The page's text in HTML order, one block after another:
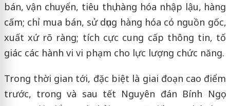
bán, vận chuyển, tiêu thụ hàng hóa nhập lậu, hàng
cấm; chỉ mua bán, sử dụng hàng hóa có nguồn gốc,
xuất xứ rõ ràng; tích cực cung cấp thông tin, tố
giác các hành vi vi phạm cho lực lượng chức năng.
Trong thời gian tới, đặc biệt là giai đoạn cao điểm
trước, trong và sau tết Nguyên đán Bính Ngọ